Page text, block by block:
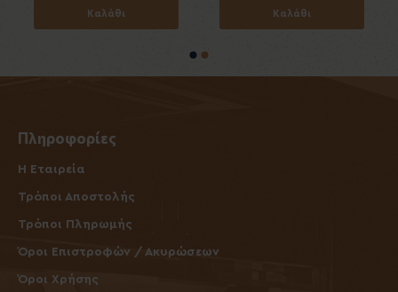
Καλάθι Καλάθι
Πληροφορίες
Η Εταιρεία
Τρόποι Αποστολής
Τρόποι Πληρωμής
Όροι Επιστροφών / Ακυρώσεων
Όροι Χρήσης